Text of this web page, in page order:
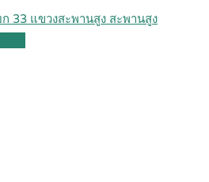
33 แขวงสะพานสูง สะพานสูง